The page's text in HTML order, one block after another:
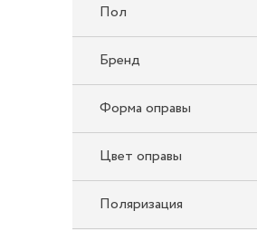
Пол
Бренд
Форма оправы
Цвет оправы
Поляризация